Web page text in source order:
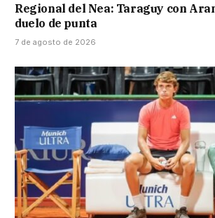
Regional del Nea: Taraguy con
duelo de punta
7 de agosto de 2026